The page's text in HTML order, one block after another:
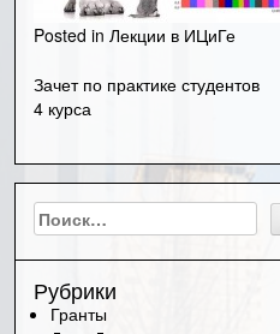
Posted in Лекции в ИЦиГе
Навигация
по
записям
Зачет по практике студентов
4 курса
Найти:
Рубрики
Гранты